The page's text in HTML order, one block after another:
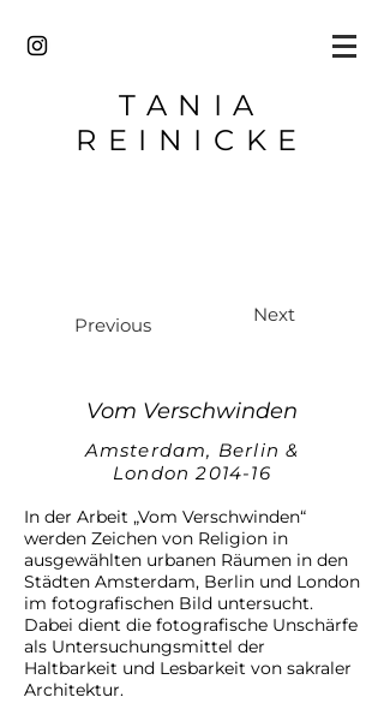
TANIA
REINICKE
Previous Next
Vom Verschwinden
Amsterdam, Berlin &
London 2014-16
In der Arbeit „Vom Verschwinden“
werden Zeichen von Religion in
ausgewählten urbanen Räumen in den
Städten Amsterdam, Berlin und London
im fotografischen Bild untersucht.
Dabei dient die fotografische Unschärfe
als Untersuchungsmittel der
Haltbarkeit und Lesbarkeit von sakraler
Architektur.